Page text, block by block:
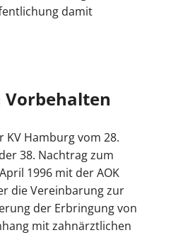
damit
KV Hamburg vom 28.
38. Nachtrag zum
1996 mit der AOK
die Vereinbarung zur
der Erbringung von
mit zahnärztlichen